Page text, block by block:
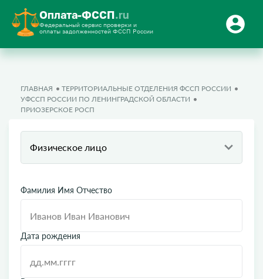
Оплата-ФССП.ru
Федеральный сервис проверки и
оплаты задолженностей ФССП России
ГЛАВНАЯ
ТЕРРИТОРИАЛЬНЫЕ ОТДЕЛЕНИЯ ФССП РОССИИ
УФССП РОССИИ ПО ЛЕНИНГРАДСКОЙ ОБЛАСТИ
ПРИОЗЕРСКОЕ РОСП
Физическое лицо
Фамилия Имя Отчество
Дата рождения